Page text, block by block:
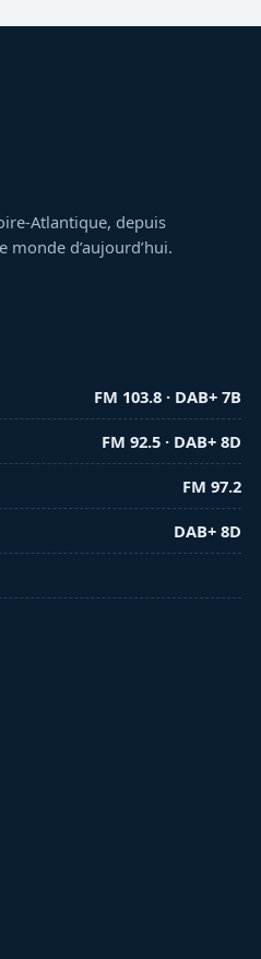
Atlantique, depuis
monde d’aujourd’hui.
FM 103.8 · DAB+ 7B
FM 92.5 · DAB+ 8D
FM 97.2
DAB+ 8D